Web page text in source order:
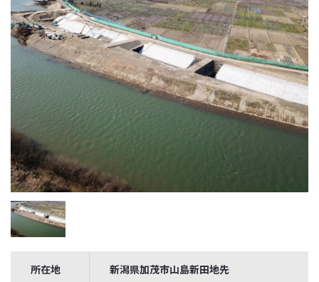
所在地 新潟県加茂市山島新田地先